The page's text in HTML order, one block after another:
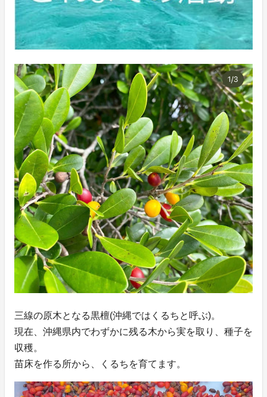
三線の原木となる黒檀(沖縄ではくるちと呼ぶ)。
現在、沖縄県内でわずかに残る木から実を取り、種子を
収穫。
苗床を作る所から、くるちを育てます。